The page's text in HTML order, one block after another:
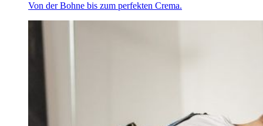
Von der Bohne bis zum perfekten Crema.